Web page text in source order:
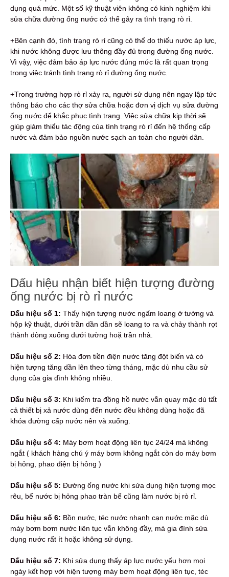
dụng quá mức. Một số kỹ thuật viên không có kinh nghiệm khi
sửa chữa đường ống nước có thể gây ra tình trạng rò rỉ.
+Bên cạnh đó, tình trạng rò rỉ cũng có thể do thiếu nước áp lực,
khi nước không được lưu thông đầy đủ trong đường ống nước.
Vì vậy, việc đảm bảo áp lực nước đúng mức là rất quan trọng
trong việc tránh tình trạng rò rỉ đường ống nước.
+Trong trường hợp rò rỉ xảy ra, người sử dụng nên ngay lập tức
thông báo cho các thợ sửa chữa hoặc đơn vị dịch vụ sửa đường
ống nước để khắc phục tình trạng. Việc sửa chữa kịp thời sẽ
giúp giảm thiểu tác động của tình trạng rò rỉ đến hệ thống cấp
nước và đảm bảo nguồn nước sạch an toàn cho người dân.
Dấu hiệu nhận biết hiện tượng đường
ống nước bị rò rỉ nước
Dấu hiệu số 1: Thấy hiện tượng nước ngấm loang ở tường và
hộp kỹ thuật, dưới trần dần dần sẽ loang to ra và chảy thành rọt
thành dòng xuống dưới tường hoặ trần nhà.
Dấu hiệu số 2: Hóa đơn tiền điện nước tăng đột biến và có
hiện tượng tăng dần lên theo từng tháng, mặc dù nhu cầu sử
dụng của gia đình không nhiều.
Dấu hiệu số 3: Khi kiểm tra đồng hồ nước vẫn quay mặc dù tất
cả thiết bị xả nước dùng đến nước đều không dùng hoặc đã
khóa đường cấp nước nên và xuống.
Dấu hiệu số 4: Máy bơm hoạt động liên tục 24/24 mà không
ngắt ( khách hàng chú ý máy bơm không ngắt còn do máy bơm
bị hỏng, phao điện bị hỏng )
Dấu hiệu số 5: Đường ống nước khi sửa dụng hiện tượng mọc
rêu, bể nước bị hỏng phao tràn bể cũng làm nước bị rò rỉ.
Dấu hiệu số 6: Bồn nước, téc nước nhanh cạn nước mặc dù
máy bơm bơm nước liên tục vẫn không đầy, mà gia đình sửa
dụng nước rất ít hoặc không sử dụng.
Dấu hiệu số 7: Khi sửa dụng thấy áp lực nước yếu hơn mọi
ngày kết hợp với hiện tượng máy bơm hoạt động liên tục, téc